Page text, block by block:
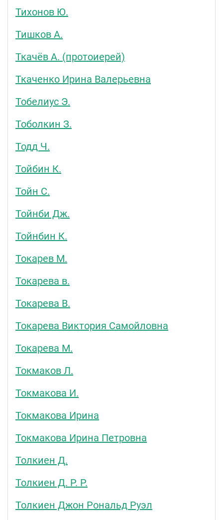
Тихонов Ю.
Тишков А.
Ткачёв А. (протоиерей)
Ткаченко Ирина Валерьевна
Тобелиус Э.
Тоболкин З.
Тодд Ч.
Тойбин К.
Тойн С.
Тойнби Дж.
Тойнбин К.
Токарев М.
Токарева в.
Токарева В.
Токарева Виктория Самойловна
Токарева М.
Токмаков Л.
Токмакова И.
Токмакова Ирина
Токмакова Ирина Петровна
Толкиен Д.
Толкиен Д. Р. Р.
Толкиен Джон Рональд Руэл